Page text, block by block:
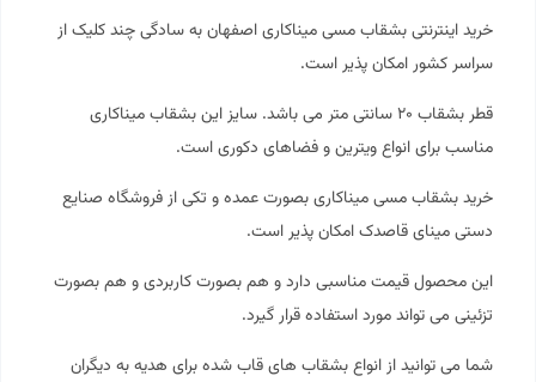
خرید اینترنتی بشقاب مسی میناکاری اصفهان به سادگی چند کلیک از
سراسر کشور امکان پذیر است.
قطر بشقاب ۲۰ سانتی متر می باشد. سایز این بشقاب
میناکاری
مناسب برای انواع ویترین و فضاهای دکوری است.
خرید بشقاب مسی میناکاری بصورت عمده و تکی از فروشگاه صنایع
دستیمینای قاصدکامکان پذیر است.
این محصول قیمت مناسبی دارد و هم بصورت کاربردی و هم بصورت
تزئینی می تواند مورد استفاده قرار گیرد.
شما می توانید از انواع بشقاب های قاب شده برای هدیه به دیگران